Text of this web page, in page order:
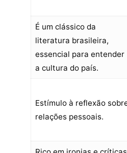
É um clássico da
literatura brasileira,
essencial para entender
a cultura do país.
Estímulo à reflexão
relações pessoais.